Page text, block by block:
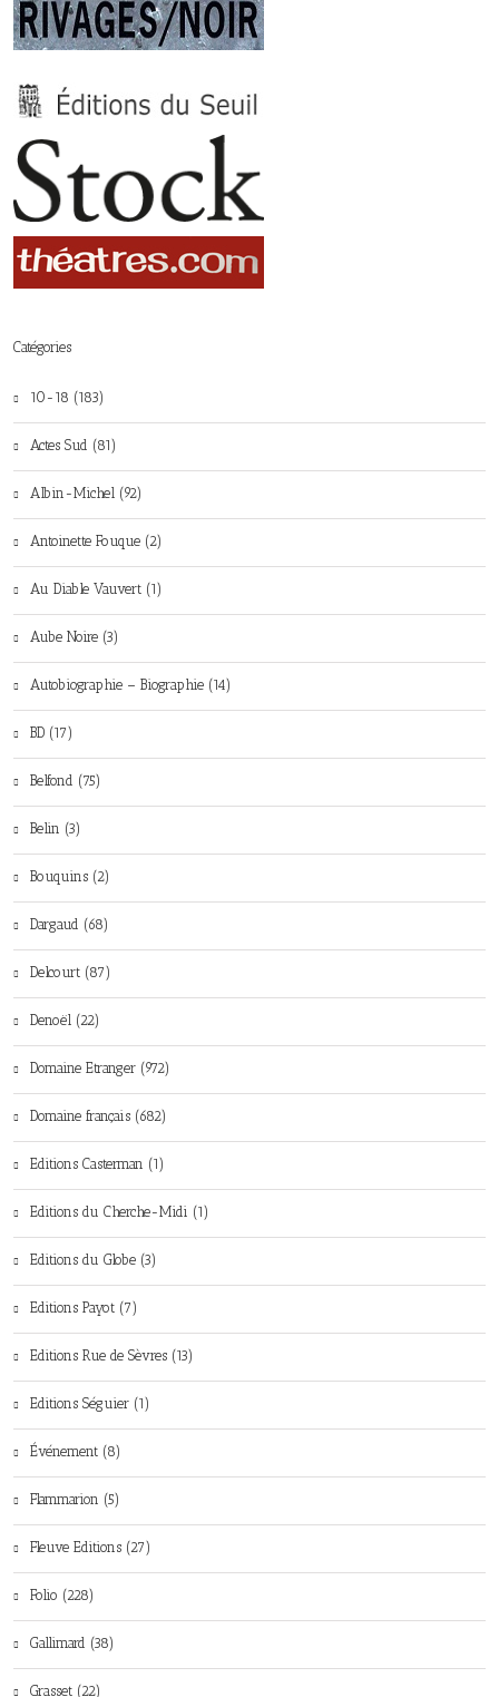
Catégories
10-18 (183)
Actes Sud (81)
Albin-Michel (92)
Antoinette Fouque (2)
Au Diable Vauvert (1)
Aube Noire (3)
Autobiographie – Biographie (14)
BD (17)
Belfond (75)
Belin (3)
Bouquins (2)
Dargaud (68)
Delcourt (87)
Denoël (22)
Domaine Etranger (972)
Domaine français (682)
Editions Casterman (1)
Editions du Cherche-Midi (1)
Editions du Globe (3)
Editions Payot (7)
Editions Rue de Sèvres (13)
Editions Séguier (1)
Événement (8)
Flammarion (5)
Fleuve Editions (27)
Folio (228)
Gallimard (38)
Grasset (22)